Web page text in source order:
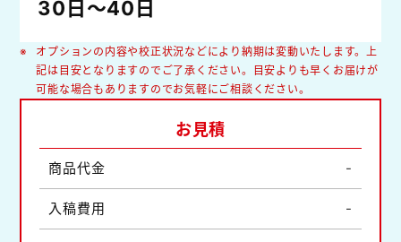
30日～40日
オプションの内容や校正状況などにより納期は変動いたします。上
記は目安となりますのでご了承ください。目安よりも早くお届けが
可能な場合もありますのでお気軽にご相談ください。
お見積
商品代金 -
入稿費用 -